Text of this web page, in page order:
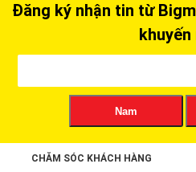
Đăng ký nhận tin từ
khuyến
Nam
CHĂM SÓC KHÁCH HÀNG